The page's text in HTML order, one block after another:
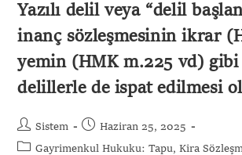
Yazılı delil veya “delil
inanç sözleşmesinin ikrar
yemin (HMK m.225 vd) gibi
delillerle de ispat edilmesi
Sistem
Haziran 25, 2025
Gayrimenkul Hukuku: Tapu, Kira